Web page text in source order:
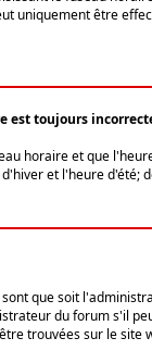
uniquement être
est toujours
horaire et que
et l'heure d'été;
que soit
du forum s'il
trouvées sur le site